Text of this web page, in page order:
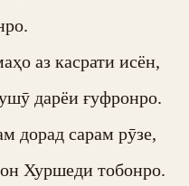
аз касрати исён,
дарёи ғуфронро.
дорад сарам рӯзе,
Хуршеди тобонро.